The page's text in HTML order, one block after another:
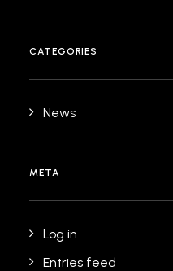
CATEGORIES
News
META
Log in
Entries feed